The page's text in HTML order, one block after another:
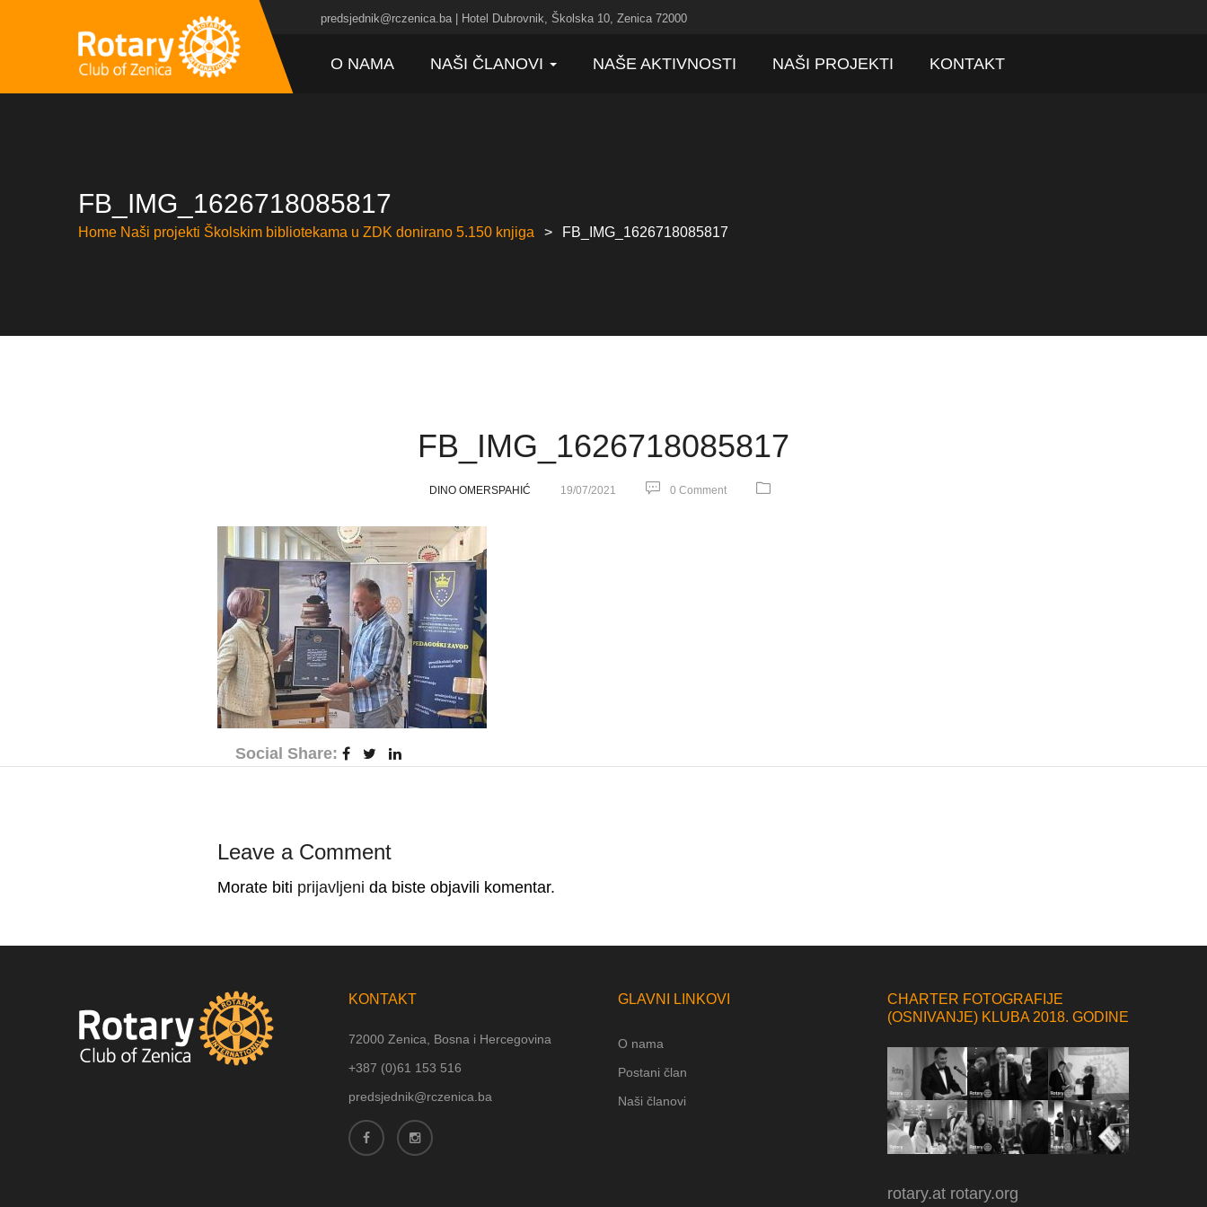
predsjednik@rczenica.ba | Hotel Dubrovnik, Školska 10, Zenica 72000
O NAMA NAŠI ČLANOVI NAŠE AKTIVNOSTI NAŠI PROJEKTI KONTAKT
FB_IMG_1626718085817
Home Naši projekti Školskim bibliotekama u ZDK donirano 5.150 knjiga FB_IMG_1626718085817
FB_IMG_1626718085817
DINO OMERSPAHIĆ 19/07/2021 0 Comment
Social Share:
Leave a Comment
Morate biti prijavljeni da biste objavili komentar.
KONTAKT
72000 Zenica, Bosna i Hercegovina
+387 (0)61 153 516
predsjednik@rczenica.ba
GLAVNI LINKOVI
O nama
Postani član
Naši članovi
CHARTER FOTOGRAFIJE
(OSNIVANJE) KLUBA 2018. GODINE
rotary.at rotary.org